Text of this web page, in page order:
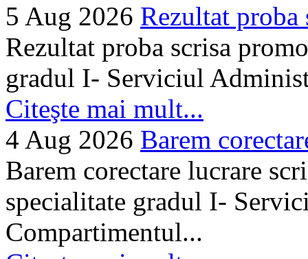
5 Aug 2026 Rezultat proba
Rezultat proba scrisa
gradul I- Serviciul
Citeşte mai mult...
4 Aug 2026 Barem
Barem corectare lucrare
specialitate gradul I-
Compartimentul...